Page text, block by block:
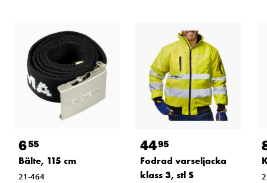
655
Bälte, 115 cm
21-464
4495
Fodrad varseljacka
klass 3, stl S